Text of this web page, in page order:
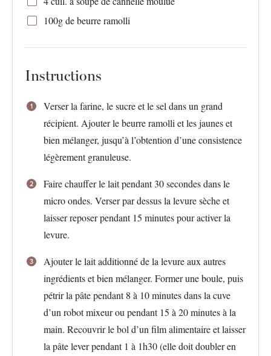
100gde beurre ramolli
Instructions
Verser la farine, le sucre et le sel dans un grand
récipient. Ajouter le beurre ramolli et les jaunes et
bien mélanger, jusqu’à l’obtention d’une consistence
légèrement granuleuse.
Faire chauffer le lait pendant 30 secondes dans le
micro ondes. Verser par dessus la levure sèche et
laisser reposer pendant 15 minutes pour activer la
levure.
Ajouter le lait additionné de la levure aux autres
ingrédients et bien mélanger. Former une boule, puis
pétrir la pâte pendant 8 à 10 minutes dans la cuve
d’un robot mixeur ou pendant 15 à 20 minutes à la
main. Recouvrir le bol d’un film alimentaire et laisser
la pâte lever pendant 1 à 1h30 (elle doit doubler en